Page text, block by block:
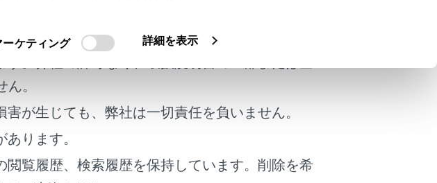
ーケティング 詳細を表示
このページは役に立ちましたか？
ります。
。
が生じても、弊社は一切責任を負いません。
ります。
覧履歴、検索履歴を保持しています。削除を希